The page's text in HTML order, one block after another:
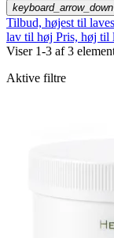
keyboard_arrow_down
Tilbud, højest til
lav til høj Pris, høj til
Viser 1-3 af 3
Aktive filtre